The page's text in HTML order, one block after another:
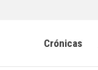
Crónicas